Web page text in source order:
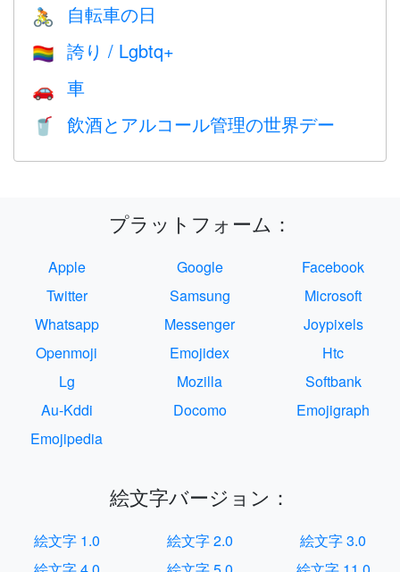
🚴 自転車の日
🏳️‍🌈 誇り / Lgbtq+
🚗 車
🥤 飲酒とアルコール管理の世界デー
プラットフォーム：
Apple Google
Facebook
Twitter
Samsung
Microsoft
Whatsapp
Messenger
Joypixels
Openmoji
Emojidex
Htc
Lg
Mozilla
Softbank
Au-Kddi
Docomo
Emojigraph
Emojipedia
絵文字バージョン：
絵文字 1.0 絵文字 2.0
絵文字 3.0